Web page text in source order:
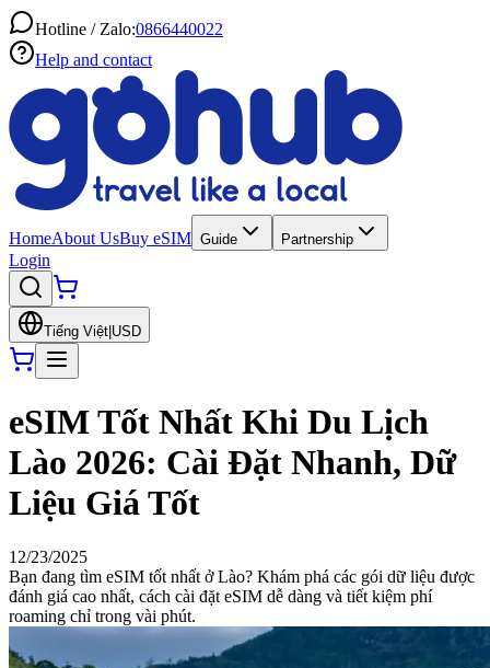
Hotline / Zalo:0866440022
Help and contact
HomeAbout UsBuy eSIM Guide Partnership
Login
Tiếng Việt USD
eSIM Tốt Nhất Khi Du Lịch
Lào 2026: Cài Đặt Nhanh, Dữ
Liệu Giá Tốt
12/23/2025
Bạn đang tìm eSIM tốt nhất ở Lào? Khám phá các gói dữ liệu được
đánh giá cao nhất, cách cài đặt eSIM dễ dàng và tiết kiệm phí
roaming chỉ trong vài phút.